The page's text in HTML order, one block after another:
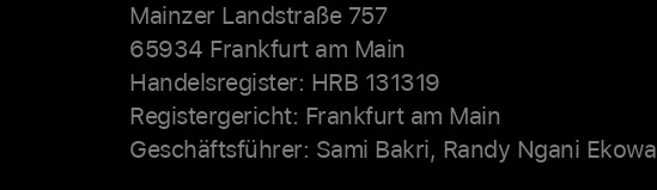
Mainzer Landstraße 757
65934 Frankfurt am Main
Handelsregister: HRB 131319
Registergericht: Frankfurt am Main
Geschäftsführer: Sami Bakri, Randy Ngani Ekowa